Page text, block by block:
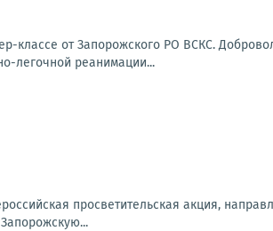
от Запорожского РО ВСКС.
легочной реанимации...
просветительская акция,